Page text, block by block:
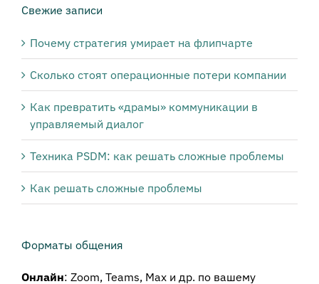
тематики:
Свежие записи
Почему стратегия умирает на флипчарте
Сколько стоят операционные потери компании
Как превратить «драмы» коммуникации в
управляемый диалог
Техника PSDM: как решать сложные проблемы
Как решать сложные проблемы
Форматы общения
Онлайн: Zoom, Teams, Max и др. по вашему